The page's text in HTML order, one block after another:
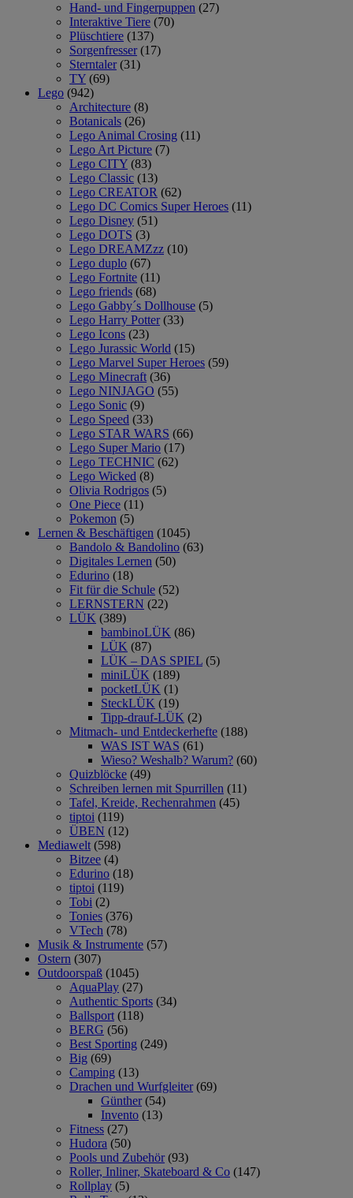
Hand- und Fingerpuppen (27)
Interaktive Tiere (70)
Plüschtiere (137)
Sorgenfresser (17)
Sterntaler (31)
TY (69)
Lego (942)
Architecture (8)
Botanicals (26)
Lego Animal Crosing (11)
Lego Art Picture (7)
Lego CITY (83)
Lego Classic (13)
Lego CREATOR (62)
Lego DC Comics Super Heroes (11)
Lego Disney (51)
Lego DOTS (3)
Lego DREAMZzz (10)
Lego duplo (67)
Lego Fortnite (11)
Lego friends (68)
Lego Gabby´s Dollhouse (5)
Lego Harry Potter (33)
Lego Icons (23)
Lego Jurassic World (15)
Lego Marvel Super Heroes (59)
Lego Minecraft (36)
Lego NINJAGO (55)
Lego Sonic (9)
Lego Speed (33)
Lego STAR WARS (66)
Lego Super Mario (17)
Lego TECHNIC (62)
Lego Wicked (8)
Olivia Rodrigos (5)
One Piece (11)
Pokemon (5)
Lernen & Beschäftigen (1045)
Bandolo & Bandolino (63)
Digitales Lernen (50)
Edurino (18)
Fit für die Schule (52)
LERNSTERN (22)
LÜK (389)
bambinoLÜK (86)
LÜK (87)
LÜK – DAS SPIEL (5)
miniLÜK (189)
pocketLÜK (1)
SteckLÜK (19)
Tipp-drauf-LÜK (2)
Mitmach- und Entdeckerhefte (188)
WAS IST WAS (61)
Wieso? Weshalb? Warum? (60)
Quizblöcke (49)
Schreiben lernen mit Spurrillen (11)
Tafel, Kreide, Rechenrahmen (45)
tiptoi (119)
ÜBEN (12)
Mediawelt (598)
Bitzee (4)
Edurino (18)
tiptoi (119)
Tobi (2)
Tonies (376)
VTech (78)
Musik & Instrumente (57)
Ostern (307)
Outdoorspaß (1045)
AquaPlay (27)
Authentic Sports (34)
Ballsport (118)
BERG (56)
Best Sporting (249)
Big (69)
Camping (13)
Drachen und Wurfgleiter (69)
Günther (54)
Invento (13)
Fitness (27)
Hudora (50)
Pools und Zubehör (93)
Roller, Inliner, Skateboard & Co (147)
Rollplay (5)